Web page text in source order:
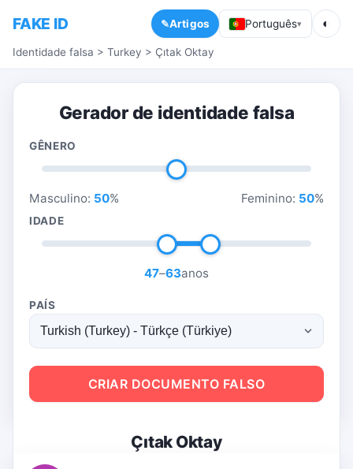
FAKE ID Artigos Português▾ ◐
Identidade falsa > Turkey > Çıtak Oktay
Gerador de identidade falsa
GÊNERO
Masculino: 50% Feminino: 50%
IDADE
47–63anos
PAÍS
CRIAR DOCUMENTO FALSO
Çıtak Oktay